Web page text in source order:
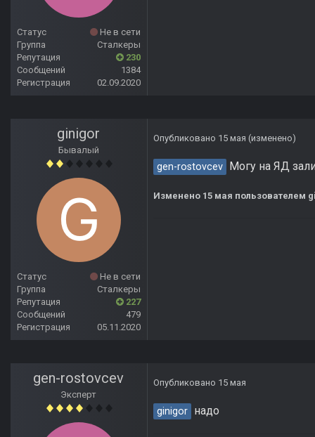
Статус
Не в сети
Группа
Сталкеры
Репутация
230
Сообщений
1384
Регистрация
02.09.2020
ginigor
Бывалый
Статус
Не в сети
Группа
Сталкеры
Репутация
227
Сообщений
479
Регистрация
05.11.2020
Опубликовано 15 мая (изменено)
gen-rostovcev Могу на ЯД
Изменено 15 мая пользователем
gen-rostovcev
Эксперт
Опубликовано 15 мая
ginigor надо